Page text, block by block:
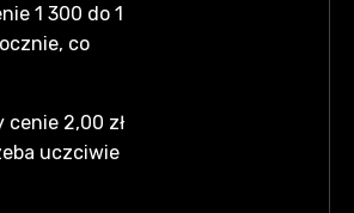
1 300 do 1
co
cenie 2,00 zł
uczciwie